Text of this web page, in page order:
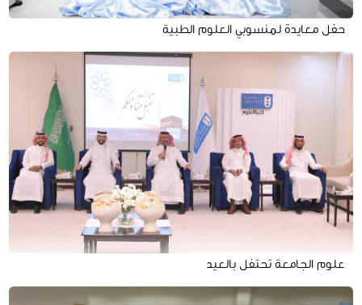
حفل معايدة لمنسوبي العلوم الطبية
علوم الجامعة تحتفل بالعيد